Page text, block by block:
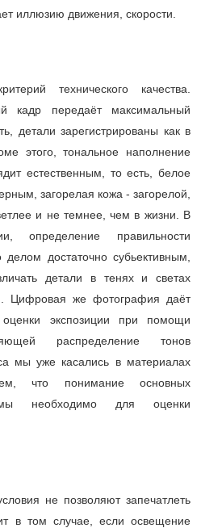
иллюзию движения, скорости.
технического качества.
кадр передаёт максимальный
детали зарегистрированы как в
этого, тональное наполнение
естественным, то есть, белое
загорелая кожа - загорелой,
и не темнее, чем в жизни. В
определение правильности
достаточно субьективным,
детали в тенях и светах
Цифровая же фотография даёт
оценки экспозиции при помощи
распределение тонов
мы уже касались в материалах
что понимание основных
необходимо для оценки
не позволяют запечатлеть
в том случае, если освещение